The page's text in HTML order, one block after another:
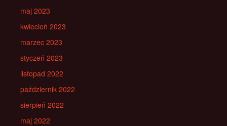
maj 2023
kwiecień 2023
marzec 2023
styczeń 2023
listopad 2022
październik 2022
sierpień 2022
maj 2022